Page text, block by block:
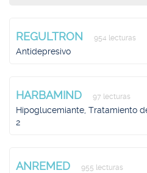
REGULTRON 954 lecturas
Antidepresivo
HARBAMIND 97 lecturas
Hipoglucemiante, Tratamiento
2
ANREMED 955 lecturas